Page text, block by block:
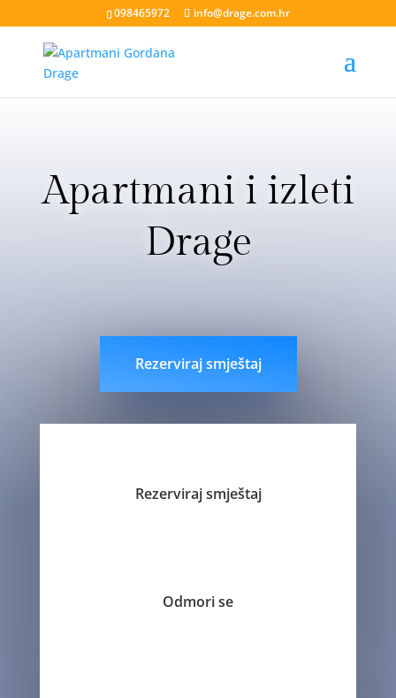
098465972 info@drage.com.hr
Apartmani i izleti
Drage
Rezerviraj smještaj
Rezerviraj smještaj
Odmori se